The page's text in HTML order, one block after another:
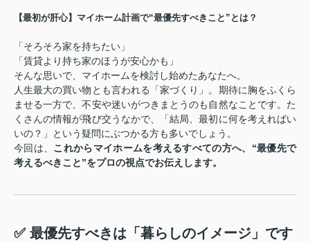
【最初が肝心】マイホーム計画で“最優先すべきこと”とは？
「そろそろ家を持ちたい」
「賃貸より持ち家のほうが安心かも」
そんな思いで、マイホームを検討し始めたあなたへ。
人生最大の買い物とも言われる「家づくり」。期待に胸をふくら
ませる一方で、不安や迷いがつきまとうのも自然なことです。た
くさんの情報が飛び交うなかで、「結局、最初に何を考えればい
いの？」という疑問にぶつかる方も多いでしょう。
今回は、 これからマイホームを考えるすべての方へ、“最優先で
考えるべきこと”をプロの視点でお伝えします。
✅ 最優先すべきは「暮らしのイメージ」です